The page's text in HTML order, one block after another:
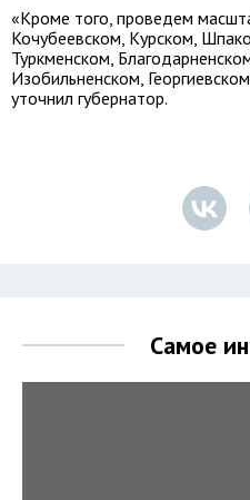
«Кроме того, проведем
Кочубеевском, Курском,
Туркменском,
Изобильненском,
уточнил губернатор.
Самое